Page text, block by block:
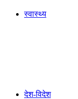
स्वास्थ्य
देश-विदेश